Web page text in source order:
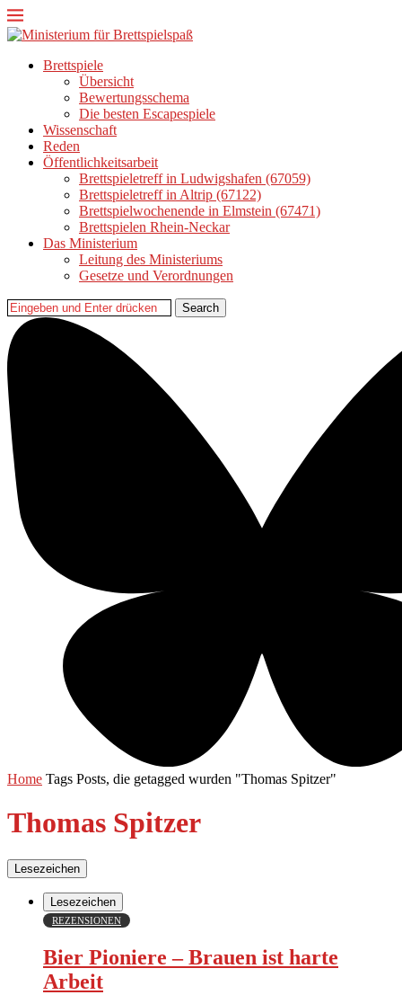
Brettspiele
Übersicht
Bewertungsschema
Die besten Escapespiele
Wissenschaft
Reden
Öffentlichkeitsarbeit
Brettspieletreff in Ludwigshafen (67059)
Brettspieletreff in Altrip (67122)
Brettspielwochenende in Elmstein (67471)
Brettspielen Rhein-Neckar
Das Ministerium
Leitung des Ministeriums
Gesetze und Verordnungen
Search
Home Tags Posts, die getagged wurden "Thomas Spitzer"
Thomas Spitzer
Lesezeichen
Lesezeichen
REZENSIONEN
Bier Pioniere – Brauen ist harte
Arbeit